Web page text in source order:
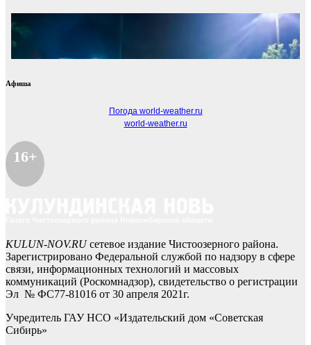
Афиша
Погода world-weather.ru
world-weather.ru
16+
KULUN-NOV.RUсетевое издание Чистоозерного района.
Зарегистрировано Федеральной службой по надзору в сфере
связи, информационных технологий и массовых
коммуникаций (Роскомнадзор), свидетельство о регистрации
Эл № ФС77-81016 от 30 апреля 2021г.
Учредитель ГАУ НСО «Издательский дом «Советская
Сибирь»